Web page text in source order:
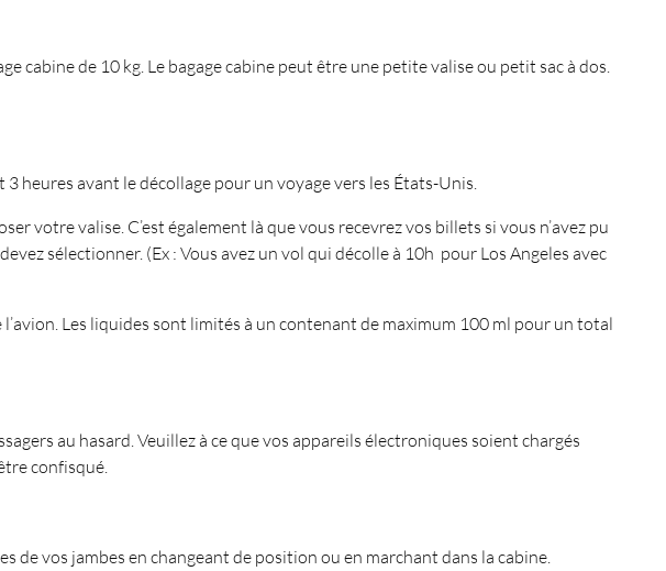
cabine de 10 kg. Le bagage cabine peut être une petite valise ou petit sac à dos.
heures avant le décollage pour un voyage vers les États-Unis.
votre valise. C’est également là que vous recevrez vos billets si vous n’avez pu
sélectionner. (Ex : Vous avez un vol qui décolle à 10h pour Los Angeles avec
Les liquides sont limités à un contenant de maximum 100 ml pour un total
au hasard. Veuillez à ce que vos appareils électroniques soient chargés
confisqué.
de vos jambes en changeant de position ou en marchant dans la cabine.